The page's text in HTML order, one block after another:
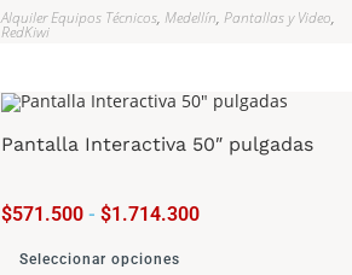
Alquiler Equipos Técnicos, Medellín, Pantallas y Video,
RedKiwi
Pantalla Interactiva 50″ pulgadas
$571.500 - $1.714.300
Seleccionar opciones